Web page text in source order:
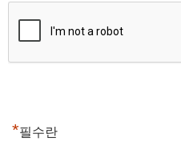
*필수란